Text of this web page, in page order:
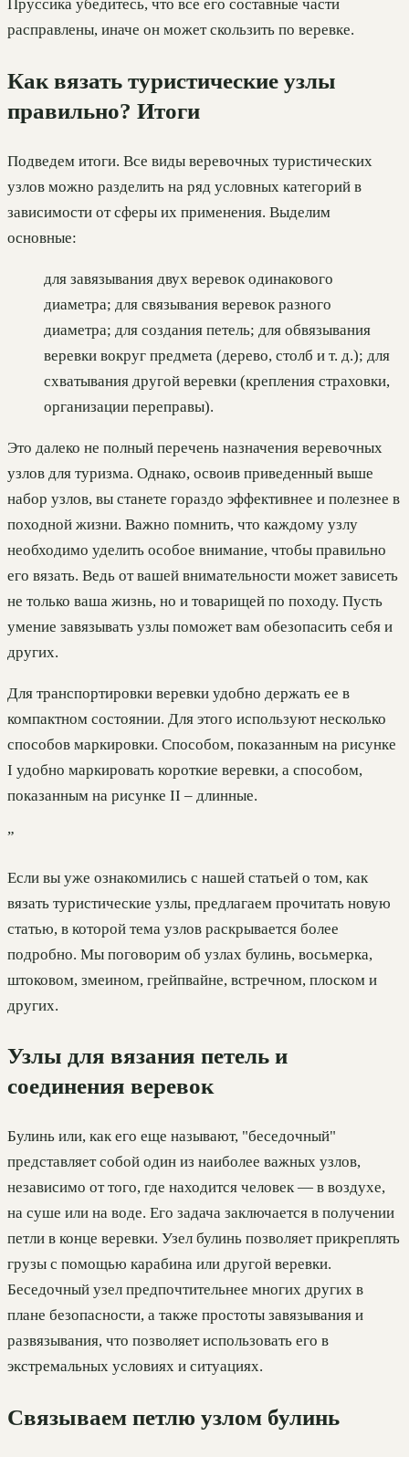
Пруссика убедитесь, что все его составные части
расправлены, иначе он может скользить по веревке.
Как вязать туристические узлы
правильно? Итоги
Подведем итоги. Все виды веревочных туристических
узлов можно разделить на ряд условных категорий в
зависимости от сферы их применения. Выделим
основные:
для завязывания двух веревок одинакового
диаметра; для связывания веревок разного
диаметра; для создания петель; для обвязывания
веревки вокруг предмета (дерево, столб и т. д.); для
схватывания другой веревки (крепления страховки,
организации переправы).
Это далеко не полный перечень назначения веревочных
узлов для туризма. Однако, освоив приведенный выше
набор узлов, вы станете гораздо эффективнее и полезнее в
походной жизни. Важно помнить, что каждому узлу
необходимо уделить особое внимание, чтобы правильно
его вязать. Ведь от вашей внимательности может зависеть
не только ваша жизнь, но и товарищей по походу. Пусть
умение завязывать узлы поможет вам обезопасить себя и
других.
Для транспортировки веревки удобно держать ее в
компактном состоянии. Для этого используют несколько
способов маркировки. Способом, показанным на рисунке
I удобно маркировать короткие веревки, а способом,
показанным на рисунке II – длинные.
”
Если вы уже ознакомились с нашей статьей о том, как
вязать туристические узлы, предлагаем прочитать новую
статью, в которой тема узлов раскрывается более
подробно. Мы поговорим об узлах булинь, восьмерка,
штоковом, змеином, грейпвайне, встречном, плоском и
других.
Узлы для вязания петель и
соединения веревок
Булинь или, как его еще называют, "беседочный"
представляет собой один из наиболее важных узлов,
независимо от того, где находится человек — в воздухе,
на суше или на воде. Его задача заключается в получении
петли в конце веревки. Узел булинь позволяет прикреплять
грузы с помощью карабина или другой веревки.
Беседочный узел предпочтительнее многих других в
плане безопасности, а также простоты завязывания и
развязывания, что позволяет использовать его в
экстремальных условиях и ситуациях.
Связываем петлю узлом булинь